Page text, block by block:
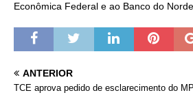
Econômica Federal e ao Banco do
ANTERIOR
TCE aprova pedido de esclarecimento do